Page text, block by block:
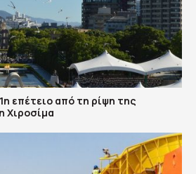
επέτειο από τη ρίψη της
Χιροσίμα